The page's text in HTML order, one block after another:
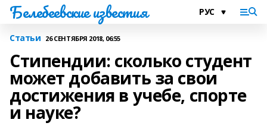
Белебеевские известия
Статьи 26 СЕНТЯБРЯ 2018, 06:55
Стипендии: сколько студент
может добавить за свои
достижения в учебе, спорте
и науке?